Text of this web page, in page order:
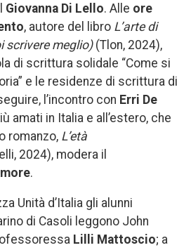
Giovanna Di Lello. Alle ore
, autore del libro L’arte di
scrivere meglio) (Tlon, 2024),
di scrittura solidale “Come si
e le residenze di scrittura di
l’incontro con Erri De
amati in Italia e all’estero, che
romanzo, L’età
2024), modera il
.
Unità d’Italia gli alunni
di Casoli leggono John
Lilli Mattoscio; a